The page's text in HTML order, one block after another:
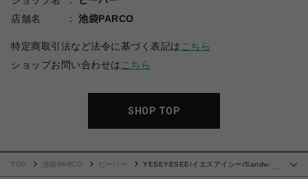
店舗名
池袋PARCO
特定商取引法など法令に基づく表記は こちら
ショップお問い合わせは こちら
SHOP TOP
TOP 池袋PARCO ビーバー
YESEYESEE/イエスアイシー/Sandwich